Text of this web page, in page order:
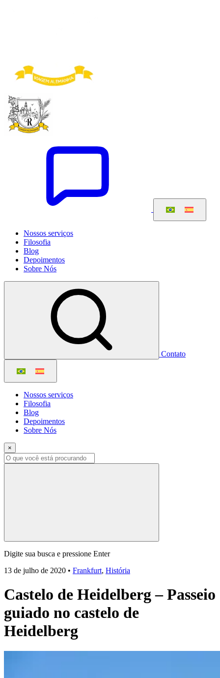
Nossos serviços
Filosofia
Blog
Depoimentos
Sobre Nós
Contato
Nossos serviços
Filosofia
Blog
Depoimentos
Sobre Nós
×
Digite sua busca e pressione Enter
13 de julho de 2020 • Frankfurt, História
Castelo de Heidelberg – Passeio
guiado no castelo de
Heidelberg